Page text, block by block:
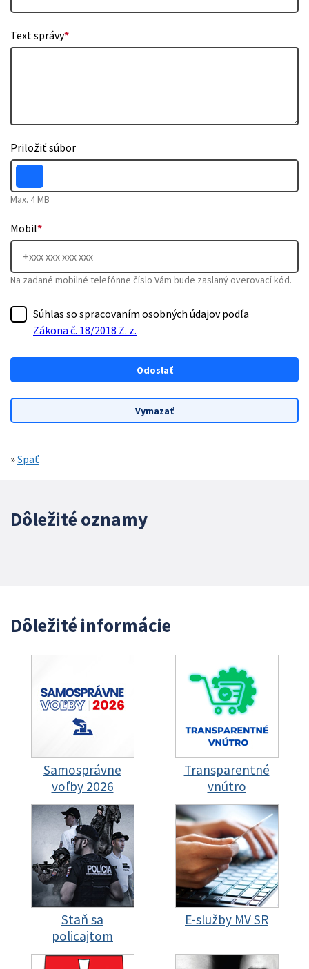
Text správy*
Priložiť súbor
Max. 4 MB
Mobil*
Na zadané mobilné telefónne číslo Vám bude zaslaný overovací kód.
Súhlas so spracovaním osobných údajov podľa
Zákona č. 18/2018 Z. z.
»Späť
Dôležité oznamy
Dôležité informácie
Samosprávne
voľby 2026
Transparentné
vnútro
Staň sa
policajtom
E-služby MV SR